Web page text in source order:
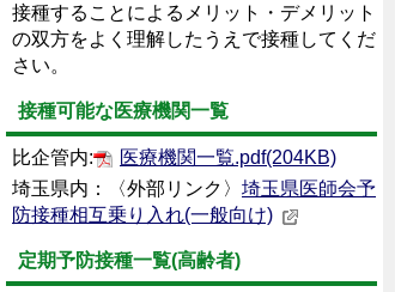
接種することによるメリット・デメリット
の双方をよく理解したうえで接種してくだ
さい。
接種可能な医療機関一覧
比企管内:
医療機関一覧.pdf(204KB)
埼玉県内：〈外部リンク〉 埼玉県医師会予
防接種相互乗り入れ(一般向け)
定期予防接種一覧(高齢者)